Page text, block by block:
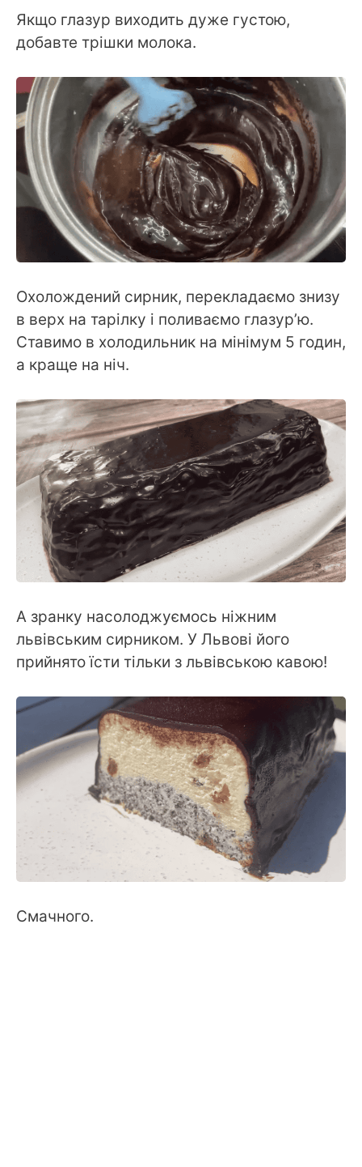
Якщо глазур виходить дуже густою,
добавте трішки молока.
Охолождений сирник, перекладаємо знизу
в верх на тарілку і поливаємо глазур’ю.
Ставимо в холодильник на мінімум 5 годин,
а краще на ніч.
А зранку насолоджуємось ніжним
львівським сирником. У Львові його
прийнято їсти тільки з львівською кавою!
Смачного.